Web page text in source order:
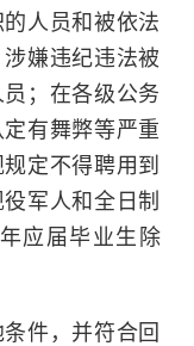
人员和被依法
嫌违纪违法被
；在各级公务
有舞弊等严重
定不得聘用到
军人和全日制
应届毕业生除
件，并符合回